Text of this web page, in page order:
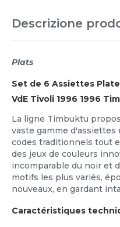
Descrizione
Plats
Set de 6 Assiettes
VdE Tivoli 1996 1996
La ligne Timbuktu
vaste gamme
codes traditionnels tout
des jeux de couleurs
incomparable du noir et
motifs les plus variés,
nouveaux, en gardant
Caractéristiques